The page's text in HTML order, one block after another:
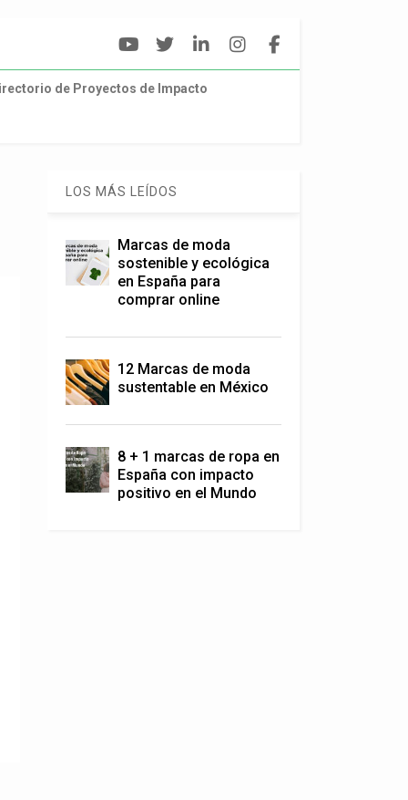
de Proyectos de Impacto
LOS MÁS LEÍDOS
Marcas de moda
sostenible y ecológica
en España para
comprar online
12 Marcas de moda
sustentable en México
8 + 1 marcas de ropa en
España con impacto
positivo en el Mundo